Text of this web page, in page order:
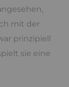
mit der
prinzipiell
sie eine